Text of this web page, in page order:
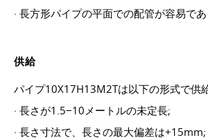
· 長方形パイプの平面での配管が容易であ
供給
パイプ10Х17Н13М2Тは以下の形式で供
· 長さが1.5−10メートルの未定長;
· 長さ寸法で、長さの最大偏差は+15mm;